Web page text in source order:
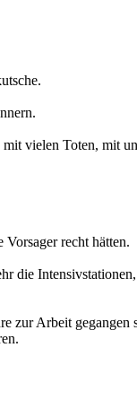
vielen Toten, mit
recht hätten.
Arbeit